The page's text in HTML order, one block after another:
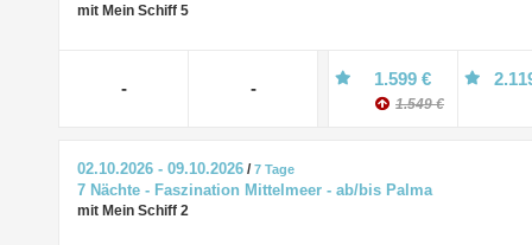
mit Mein Schiff 5
- - 1.599 €
1.549 €
02.10.2026 - 09.10.2026 /7 Tage
7 Nächte - Faszination Mittelmeer - ab/bis Palma
mit Mein Schiff 2